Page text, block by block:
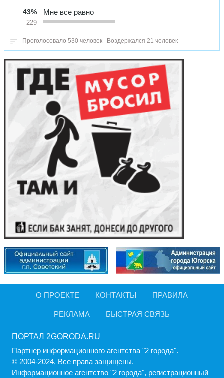
43%
229
Мне все равно
Проголосовало 530 человек Воздержался 21 человек
О ПРОЕКТЕ КОНТАКТЫ ПРАВИЛА
РЕКЛАМА БЫСТРАЯ СВЯЗЬ
ПОРТАЛ 2GORODA.RU
Партнер информационного агентства "2 города".
© 2004-2024, Все права защищены.
Информационное агентство "2 города", регистрационный